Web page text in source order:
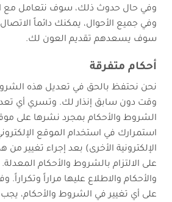
وفي حال حدوث ذلك، سوف نتعامل مع
وفي جميع الأحوال، يمكنك دائماً الاتصال
سوف يسعدهم تقديم العون لك.
أحكام متفرقة
نحن نحتفظ بالحق في تعديل هذه
وقت دون سابق إنذار لك. وتسري أي
الشروط والأحكام بمجرد نشرها على
استمرارك في استخدام الموقع
الإلكترونية الأخرى) بعد إجراء تغيير من
على الالتزام بالشروط والأحكام
والأحكام والاطلاع عليها مراراً
على أي تغيير في الشروط والأحكام،